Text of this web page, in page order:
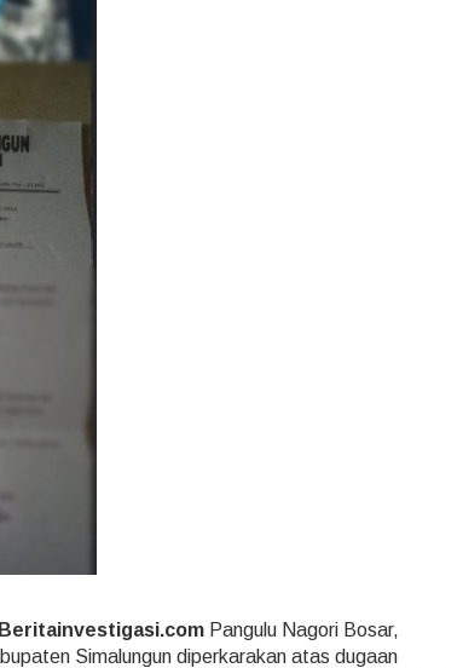
Pangulu Nagori Bosar,
Simalungun diperkarakan atas dugaan